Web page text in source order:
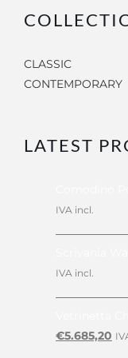
CLASSIC
CONTEMPORARY
LATEST
IVA incl.
IVA incl.
Il
€5.685,20 Il